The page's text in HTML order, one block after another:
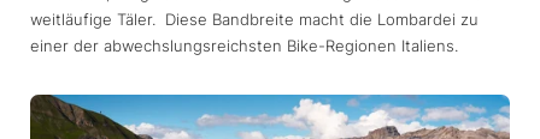
weitläufige Täler. Diese Bandbreite macht die Lombardei zu
einer der abwechslungsreichsten Bike-Regionen Italiens.